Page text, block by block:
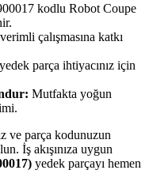
kodlu Robot Coupe
çalışmasına katkı
parça ihtiyacınız için
Mutfakta yoğun
ve parça kodunuzun
İş akışınıza uygun
yedek parçayı hemen